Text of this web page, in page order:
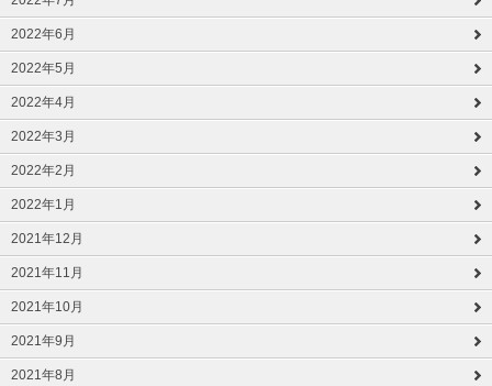
2022年6月
2022年5月
2022年4月
2022年3月
2022年2月
2022年1月
2021年12月
2021年11月
2021年10月
2021年9月
2021年8月